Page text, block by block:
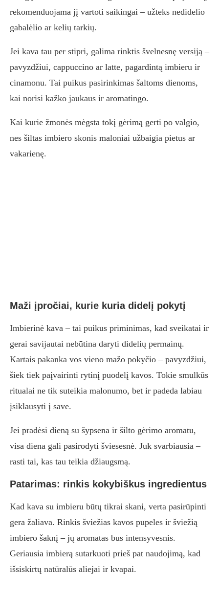
rekomenduojama jį vartoti saikingai – užteks nedidelio
gabalėlio ar kelių tarkių.
Jei kava tau per stipri, galima rinktis švelnesnę versiją –
pavyzdžiui, cappuccino ar latte, pagardintą imbieru ir
cinamonu. Tai puikus pasirinkimas šaltoms dienoms,
kai norisi kažko jaukaus ir aromatingo.
Kai kurie žmonės mėgsta tokį gėrimą gerti po valgio,
nes šiltas imbiero skonis maloniai užbaigia pietus ar
vakarienę.
Maži įpročiai, kurie kuria didelį pokytį
Imbierinė kava – tai puikus priminimas, kad sveikatai ir
gerai savijautai nebūtina daryti didelių permainų.
Kartais pakanka vos vieno mažo pokyčio – pavyzdžiui,
šiek tiek paįvairinti rytinį puodelį kavos. Tokie smulkūs
ritualai ne tik suteikia malonumo, bet ir padeda labiau
įsiklausyti į save.
Jei pradėsi dieną su šypsena ir šilto gėrimo aromatu,
visa diena gali pasirodyti šviesesnė. Juk svarbiausia –
rasti tai, kas tau teikia džiaugsmą.
Patarimas: rinkis kokybiškus ingredientus
Kad kava su imbieru būtų tikrai skani, verta pasirūpinti
gera žaliava. Rinkis šviežias kavos pupeles ir šviežią
imbiero šaknį – jų aromatas bus intensyvesnis.
Geriausia imbierą sutarkuoti prieš pat naudojimą, kad
išsiskirtų natūralūs aliejai ir kvapai.